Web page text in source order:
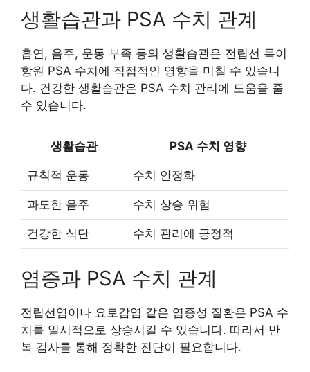
생활습관과 PSA 수치 관계
흡연, 음주, 운동 부족 등의 생활습관은 전립선 특이
항원 PSA 수치에 직접적인 영향을 미칠 수 있습니
다. 건강한 생활습관은 PSA 수치 관리에 도움을 줄
수 있습니다.
생활습관 PSA 수치 영향
규칙적 운동 수치 안정화
과도한 음주 수치 상승 위험
건강한 식단 수치 관리에 긍정적
염증과 PSA 수치 관계
전립선염이나 요로감염 같은 염증성 질환은 PSA 수
치를 일시적으로 상승시킬 수 있습니다. 따라서 반
복 검사를 통해 정확한 진단이 필요합니다.